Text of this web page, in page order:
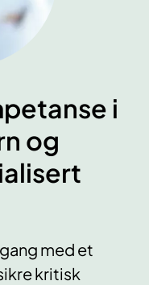
i
og
med et
kritisk